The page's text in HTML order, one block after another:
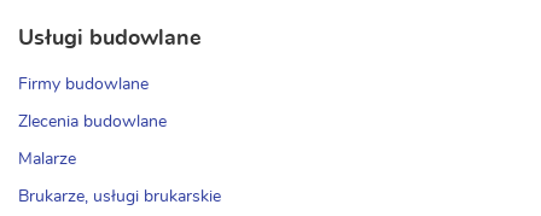
Usługi budowlane
Firmy budowlane
Zlecenia budowlane
Malarze
Brukarze, usługi brukarskie